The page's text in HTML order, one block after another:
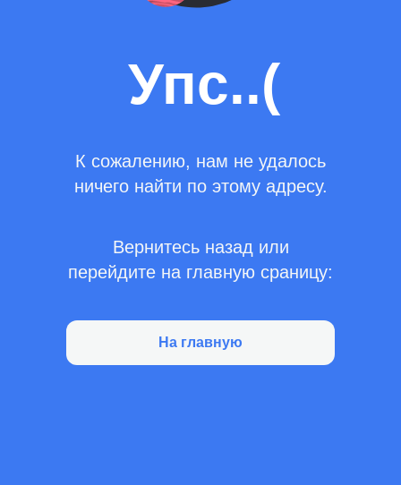
Упс..(
К сожалению, нам не удалось
ничего найти по этому адресу.
Вернитесь назад или
перейдите на главную сраницу:
На главную